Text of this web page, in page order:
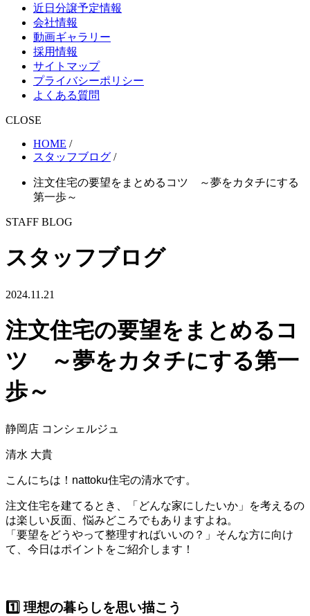
近日分譲予定情報
会社情報
動画ギャラリー
採用情報
サイトマップ
プライバシーポリシー
よくある質問
CLOSE
HOME /
スタッフブログ /
注文住宅の要望をまとめるコツ ～夢をカタチにする
第一歩～
STAFF BLOG
スタッフブログ
2024.11.21
注文住宅の要望をまとめるコ
ツ ～夢をカタチにする第一
歩～
静岡店 コンシェルジュ
清水 大貴
こんにちは！nattoku住宅の清水です。
注文住宅を建てるとき、「どんな家にしたいか」を考えるの
は楽しい反面、悩みどころでもありますよね。
「要望をどうやって整理すればいいの？」そんな方に向け
て、今日はポイントをご紹介します！
1️⃣ 理想の暮らしを思い描こう